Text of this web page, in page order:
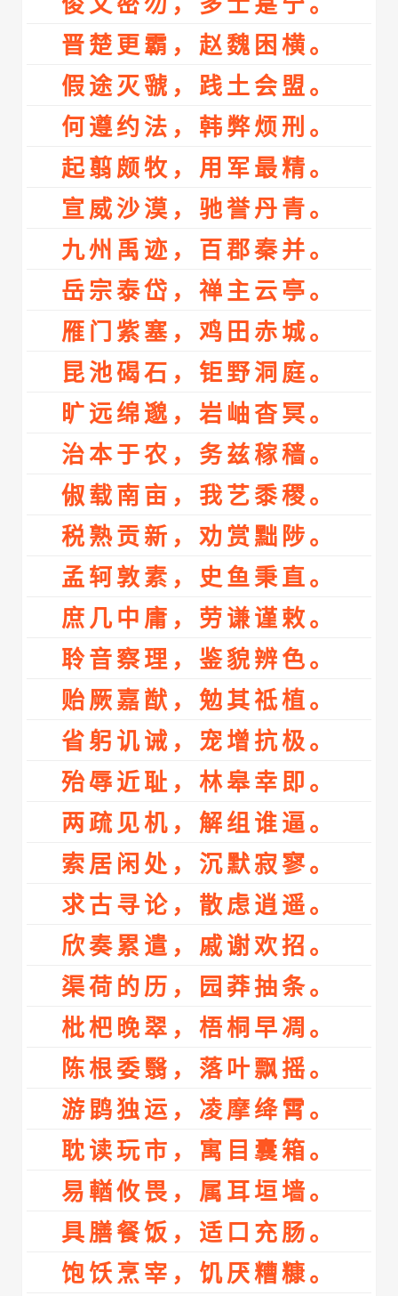
晋楚更霸，赵魏困横。
假途灭虢，践土会盟。
何遵约法，韩弊烦刑。
起翦颇牧，用军最精。
宣威沙漠，驰誉丹青。
九州禹迹，百郡秦并。
岳宗泰岱，禅主云亭。
雁门紫塞，鸡田赤城。
昆池碣石，钜野洞庭。
旷远绵邈，岩岫杳冥。
治本于农，务兹稼穑。
俶载南亩，我艺黍稷。
税熟贡新，劝赏黜陟。
孟轲敦素，史鱼秉直。
庶几中庸，劳谦谨敕。
聆音察理，鉴貌辨色。
贻厥嘉猷，勉其祗植。
省躬讥诫，宠增抗极。
殆辱近耻，林皋幸即。
两疏见机，解组谁逼。
索居闲处，沉默寂寥。
求古寻论，散虑逍遥。
欣奏累遣，戚谢欢招。
渠荷的历，园莽抽条。
枇杷晚翠，梧桐早凋。
陈根委翳，落叶飘摇。
游鹍独运，凌摩绛霄。
耽读玩市，寓目囊箱。
易輶攸畏，属耳垣墙。
具膳餐饭，适口充肠。
饱饫烹宰，饥厌糟糠。